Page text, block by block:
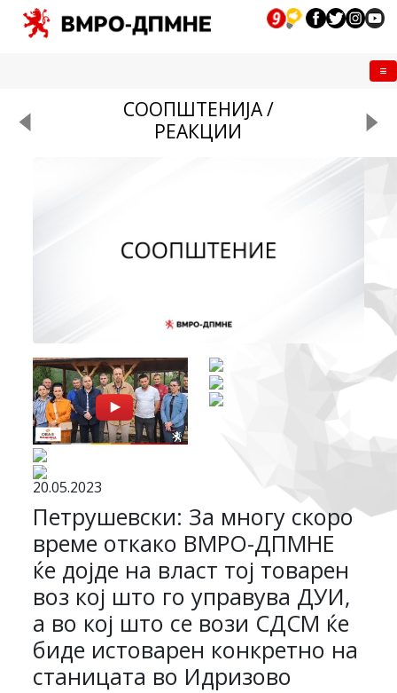
СООПШТЕНИЈА /
РЕАКЦИИ
20.05.2023
Петрушевски: За многу скоро
време откако ВМРО-ДПМНЕ
ќе дојде на власт тој товарен
воз кој што го управува ДУИ,
а во кој што се вози СДСМ ќе
биде истоварен конкретно на
станицата во Идризово